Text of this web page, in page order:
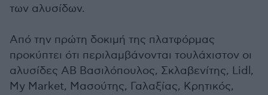
των αλυσίδων.
Από την πρώτη δοκιμή της πλατφόρμας
προκύπτει ότι περιλαμβάνονται τουλάχιστον οι
αλυσίδες ΑΒ Βασιλόπουλος, Σκλαβενίτης, Lidl,
My Market, Μασούτης, Γαλαξίας, Κρητικός,